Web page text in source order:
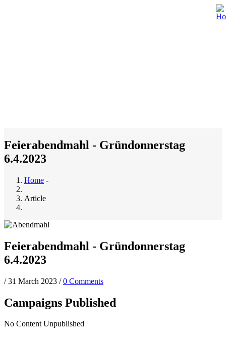
Feierabendmahl - Gründonnerstag
6.4.2023
Breadcrumb
Home -
Article
Feierabendmahl - Gründonnerstag
6.4.2023
/31 March 2023 /0 Comments
Campaigns Published
No Content Unpublished